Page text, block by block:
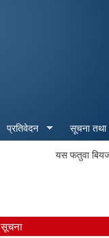
प्रतिवेदन सूचना तथा
यस फतुवा बियजपुर
सूचना